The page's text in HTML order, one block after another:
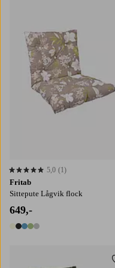
Fritab
Sittepute Lågvik flock
649,-
5 farger
5,0 basert på 1 karaktergivninger
5,0 (1)